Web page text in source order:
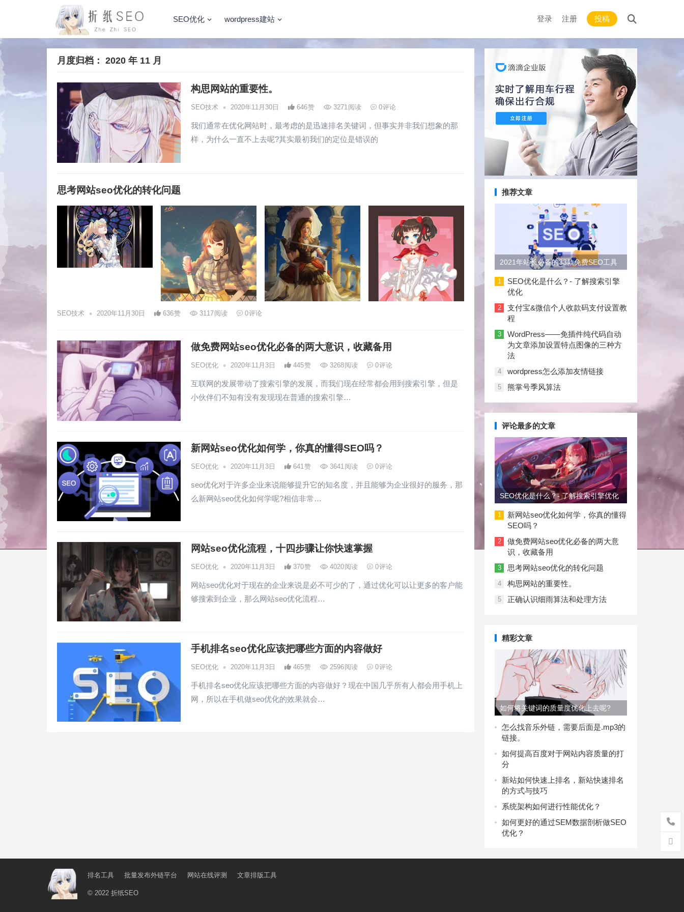
SEO优化 wordpress建站 登录 注册 投稿
月度归档： 2020 年 11 月
构思网站的重要性。
SEO技术 • 2020年11月30日 646赞 3271阅读 0评论
我们通常在优化网站时，最考虑的是迅速排名关键词，但事实并非我们想象的那
样，为什么一直不上去呢?其实最初我们的定位是错误的
思考网站seo优化的转化问题
SEO技术 • 2020年11月30日 636赞 3117阅读 0评论
做免费网站seo优化必备的两大意识，收藏备用
SEO优化 • 2020年11月3日 445赞 3268阅读 0评论
互联网的发展带动了搜索引擎的发展，而我们现在经常都会用到搜索引擎，但是
小伙伴们不知有没有发现现在普通的搜索引擎…
新网站seo优化如何学，你真的懂得SEO吗？
SEO优化 • 2020年11月3日 641 赞 3641 阅读 0评论
seo优化对于许多企业来说能够提升它的知名度，并且能够为企业很好的服务，那
么新网站seo优化如何学呢?相信非常…
网站seo优化流程，十四步骤让你快速掌握
SEO优化 • 2020年11月3日 370赞 4020阅读 0评论
网站seo优化对于现在的企业来说是必不可少的了，通过优化可以让更多的客户能
够搜索到企业，那么网站seo优化流程…
手机排名seo优化应该把哪些方面的内容做好
SEO优化 • 2020年11月3日 465赞 2596阅读 0评论
手机排名seo优化应该把哪些方面的内容做好？现在中国几乎所有人都会用手机上
网，所以在手机做seo优化的效果就会…
推荐文章
2021年站长必备的33款免费SEO工具
大合集
1
SEO优化是什么？- 了解搜索引擎
优化
2
支付宝&微信个人收款码支付设置教
程
3
WordPress——免插件纯代码自动
为文章添加设置特点图像的三种方
法
4 wordpress怎么添加友情链接
5 熊掌号季风算法
评论最多的文章
SEO优化是什么？- 了解搜索引擎优化
1
新网站seo优化如何学，你真的懂得
SEO吗？
2
做免费网站seo优化必备的两大意
识，收藏备用
3 思考网站seo优化的转化问题
4 构思网站的重要性。
5 正确认识细雨算法和处理方法
精彩文章
如何将关键词的质量度优化上去呢?
怎么找音乐外链，需要后面是.mp3的
链接。
如何提高百度对于网站内容质量的打
分
新站如何快速上排名，新站快速排名
的方式与技巧
系统架构如何进行性能优化？
如何更好的通过SEM数据剖析做SEO
优化？
排名工具 批量发布外链平台 网站在线评测 文章排版工具
© 2022 折纸SEO